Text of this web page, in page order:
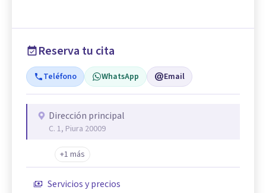
Reserva tu cita
Teléfono WhatsApp Email
Dirección principal
C. 1, Piura 20009
+1 más
Servicios y precios